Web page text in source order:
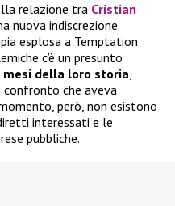
relazione tra Cristian
nuova indiscrezione
esplosa a Temptation
c’è un presunto
della loro storia,
che aveva
però, non esistono
interessati e le
pubbliche.